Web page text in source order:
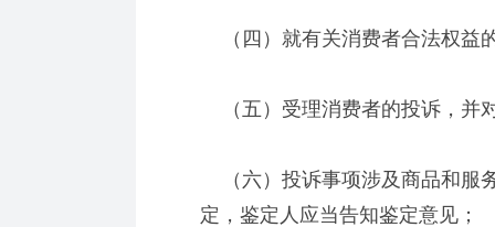
（四）就有关消费者合法权益
（五）受理消费者的投诉，并
（六）投诉事项涉及商品和服
定，鉴定人应当告知鉴定意见；